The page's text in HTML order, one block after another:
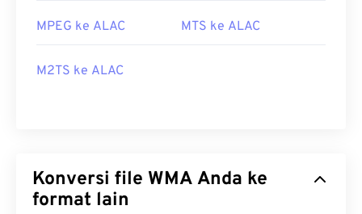
MPEG ke ALAC MTS ke ALAC
M2TS ke ALAC
Konversi file WMA Anda ke
format lain